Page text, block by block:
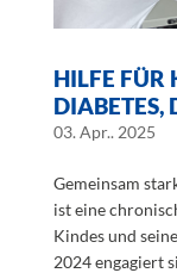
HILFE FÜR
03. Apr.. 2025
Gemeinsam
ist eine
Kindes und
2024 engagiert